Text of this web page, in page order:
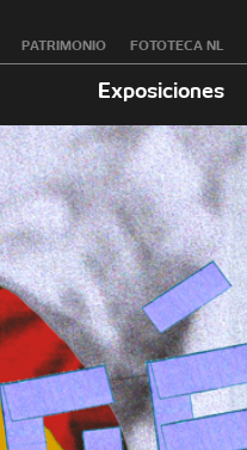
PATRIMONIO FOTOTECA NL
Exposiciones